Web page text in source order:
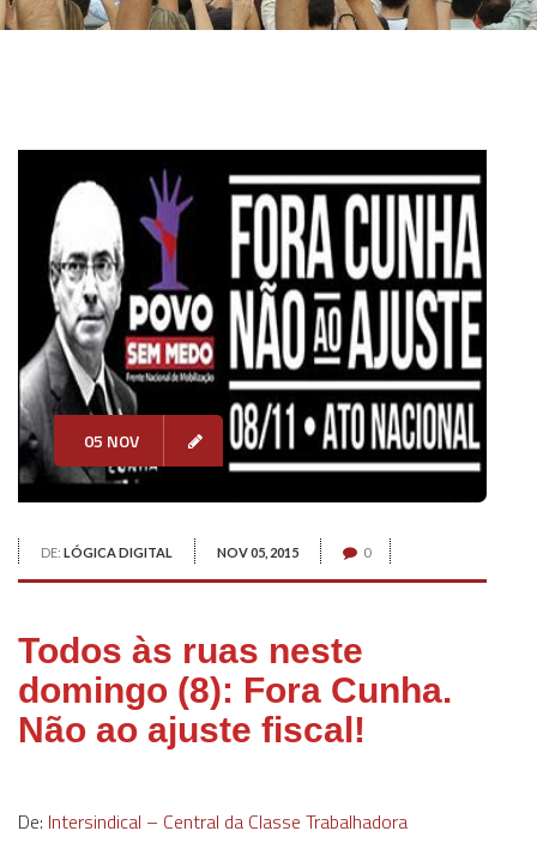
05 NOV
DE: LÓGICA DIGITAL NOV 05, 2015 0
Todos às ruas neste
domingo (8): Fora Cunha.
Não ao ajuste fiscal!
De: Intersindical – Central da Classe Trabalhadora